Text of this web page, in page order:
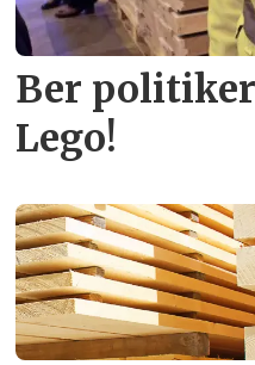
Ber
Lego!